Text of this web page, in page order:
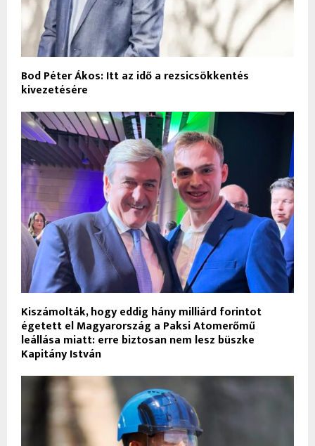
Bod Péter Ákos: Itt az idő a rezsicsökkentés
kivezetésére
Kiszámolták, hogy eddig hány milliárd forintot
égetett el Magyarország a Paksi Atomerőmű
leállása miatt: erre biztosan nem lesz büszke
Kapitány István